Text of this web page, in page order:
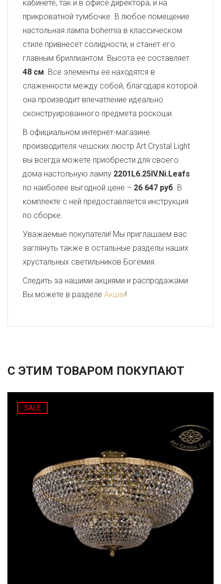
кабинете, так и в офисе директора, и на
прикроватной тумбочке. В любое помещение
настольная лампа bohemia в классическом
стиле привнесет солидности, и станет его
главным бриллиантом. Высота ее составляет
48 см. Все элементы ее находятся в
слаженности между собой, благодаря которой
она производит впечатление идеально
сконструированного предмета роскоши.
В официальном интернет-магазине
производителя чешских люстр Art Crystal Light
вы всегда можете приобрести для своего
дома настольную лампу 2201L6.25IV.Ni.Leafs
по наиболее выгодной цене – 26 647 руб. В
комплекте с ней предоставляется инструкция
по сборке.
Уважаемые покупатели! Мы приглашаем вас
заглянуть также в остальные разделы наших
хрустальных светильников Богемия.
Следить за нашими акциями и распродажами
Вы можете в разделе Акции!
С ЭТИМ ТОВАРОМ ПОКУПАЮТ
SALE